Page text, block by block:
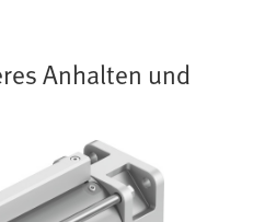
Anhalten und